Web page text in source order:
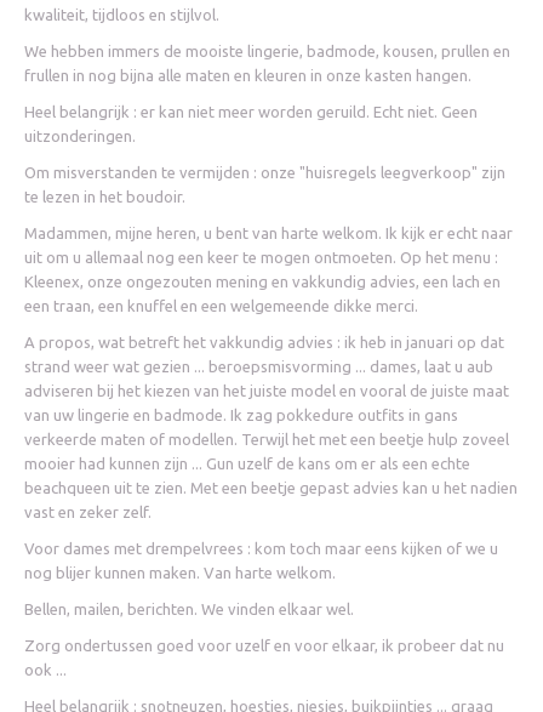
kwaliteit, tijdloos en stijlvol.
We hebben immers de mooiste lingerie, badmode, kousen, prullen en
frullen in nog bijna alle maten en kleuren in onze kasten hangen.
Heel belangrijk : er kan niet meer worden geruild. Echt niet. Geen
uitzonderingen.
Om misverstanden te vermijden : onze "huisregels leegverkoop" zijn
te lezen in het boudoir.
Madammen, mijne heren, u bent van harte welkom. Ik kijk er echt naar
uit om u allemaal nog een keer te mogen ontmoeten. Op het menu :
Kleenex, onze ongezouten mening en vakkundig advies, een lach en
een traan, een knuffel en een welgemeende dikke merci.
A propos, wat betreft het vakkundig advies : ik heb in januari op dat
strand weer wat gezien ... beroepsmisvorming ... dames, laat u aub
adviseren bij het kiezen van het juiste model en vooral de juiste maat
van uw lingerie en badmode. Ik zag pokkedure outfits in gans
verkeerde maten of modellen. Terwijl het met een beetje hulp zoveel
mooier had kunnen zijn ... Gun uzelf de kans om er als een echte
beachqueen uit te zien. Met een beetje gepast advies kan u het nadien
vast en zeker zelf.
Voor dames met drempelvrees : kom toch maar eens kijken of we u
nog blijer kunnen maken. Van harte welkom.
Bellen, mailen, berichten. We vinden elkaar wel.
Zorg ondertussen goed voor uzelf en voor elkaar, ik probeer dat nu
ook ...
Heel belangrijk : snotneuzen, hoestjes, niesjes, buikpijntjes ... graag